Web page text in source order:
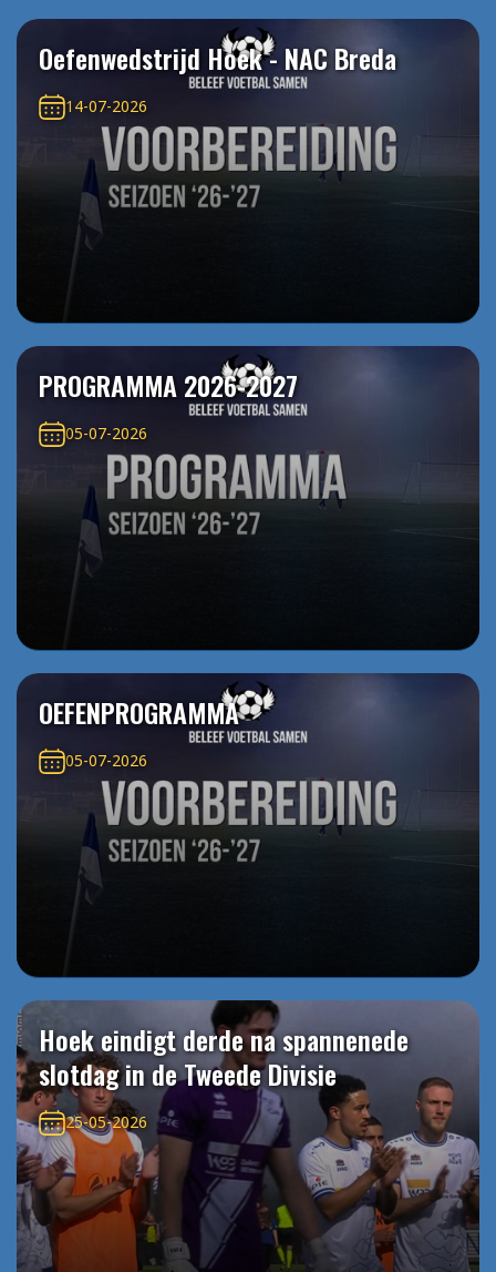
Oefenwedstrijd Hoek - NAC Breda
14-07-2026
PROGRAMMA 2026-2027
05-07-2026
OEFENPROGRAMMA
05-07-2026
Hoek eindigt derde na spannenede
slotdag in de Tweede Divisie
25-05-2026